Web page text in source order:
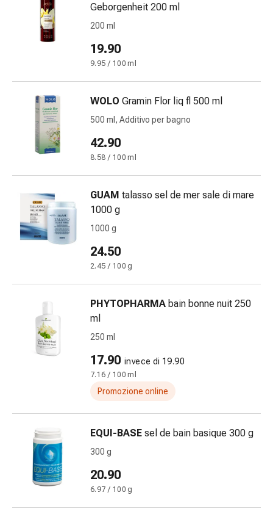
cardiaco
Disturbi
memoria
della
concentrazione
Allergie
e
febbre
da
pelle
Naso
Gastrointestinale
Diarrea
Emorroidi
Bruciore
stomaco
vomito
Digestione,
gonfiore
crampi
Costipazione
Trattamento
medico
della
pelle
Eczema
Geborgenheit 200 ml
200 ml
19.90
9.95 / 100 ml
WOLO Gramin Flor liq fl 500 ml
500 ml, Additivo per bagno
42.90
8.58 / 100 ml
GUAM talasso sel de mer sale di mare
1000 g
1000 g
24.50
2.45 / 100 g
PHYTOPHARMA bain bonne nuit 250
ml
250 ml
17.90 invece di 19.90
7.16 / 100 ml
Promozione online
EQUI-BASE sel de bain basique 300 g
300 g
20.90
6.97 / 100 g